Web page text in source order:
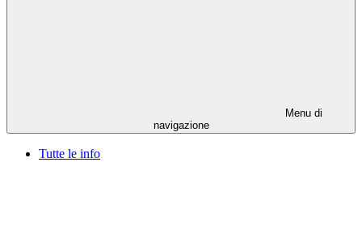
Menu di
navigazione
Tutte le info